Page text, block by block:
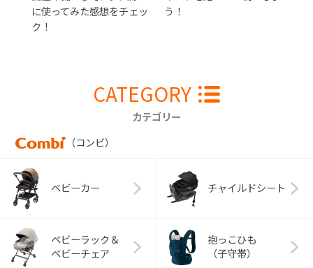
に使ってみた感想をチェッ
ク！
う！
CATEGORY
カテゴリー
（コンビ）
ベビーカー チャイルドシート
ベビーラック＆
ベビーチェア
抱っこひも
（子守帯）